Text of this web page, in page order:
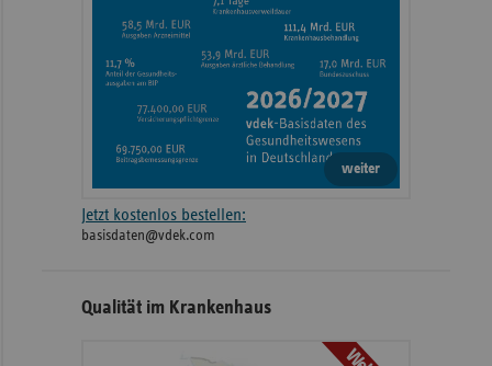
weiter
Jetzt kostenlos bestellen:
basisdaten@vdek.com
Qualität im Krankenhaus